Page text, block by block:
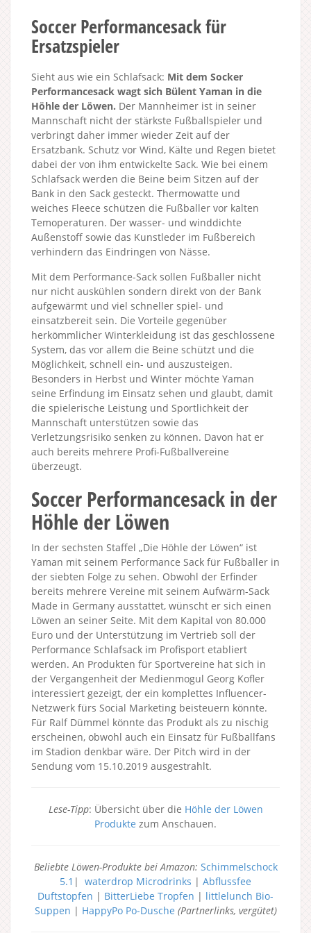
Soccer Performancesack für
Ersatzspieler
Sieht aus wie ein Schlafsack: Mit dem Socker
Performancesack wagt sich Bülent Yaman in die
Höhle der Löwen. Der Mannheimer ist in seiner
Mannschaft nicht der stärkste Fußballspieler und
verbringt daher immer wieder Zeit auf der
Ersatzbank. Schutz vor Wind, Kälte und Regen bietet
dabei der von ihm entwickelte Sack. Wie bei einem
Schlafsack werden die Beine beim Sitzen auf der
Bank in den Sack gesteckt. Thermowatte und
weiches Fleece schützen die Fußballer vor kalten
Temoperaturen. Der wasser- und winddichte
Außenstoff sowie das Kunstleder im Fußbereich
verhindern das Eindringen von Nässe.
Mit dem Performance-Sack sollen Fußballer nicht
nur nicht auskühlen sondern direkt von der Bank
aufgewärmt und viel schneller spiel- und
einsatzbereit sein. Die Vorteile gegenüber
herkömmlicher Winterkleidung ist das geschlossene
System, das vor allem die Beine schützt und die
Möglichkeit, schnell ein- und auszusteigen.
Besonders in Herbst und Winter möchte Yaman
seine Erfindung im Einsatz sehen und glaubt, damit
die spielerische Leistung und Sportlichkeit der
Mannschaft unterstützen sowie das
Verletzungsrisiko senken zu können. Davon hat er
auch bereits mehrere Profi-Fußballvereine
überzeugt.
Soccer Performancesack in der
Höhle der Löwen
In der sechsten Staffel „Die Höhle der Löwen“ ist
Yaman mit seinem Performance Sack für Fußballer in
der siebten Folge zu sehen. Obwohl der Erfinder
bereits mehrere Vereine mit seinem Aufwärm-Sack
Made in Germany ausstattet, wünscht er sich einen
Löwen an seiner Seite. Mit dem Kapital von 80.000
Euro und der Unterstützung im Vertrieb soll der
Performance Schlafsack im Profisport etabliert
werden. An Produkten für Sportvereine hat sich in
der Vergangenheit der Medienmogul Georg Kofler
interessiert gezeigt, der ein komplettes Influencer-
Netzwerk fürs Social Marketing beisteuern könnte.
Für Ralf Dümmel könnte das Produkt als zu nischig
erscheinen, obwohl auch ein Einsatz für Fußballfans
im Stadion denkbar wäre. Der Pitch wird in der
Sendung vom 15.10.2019 ausgestrahlt.
Lese-Tipp: Übersicht über die Höhle der Löwen
Produkte zum Anschauen.
Beliebte Löwen-Produkte bei Amazon: Schimmelschock
5.1 | waterdrop Microdrinks | Abflussfee
Duftstopfen | BitterLiebe Tropfen | littlelunch Bio-
Suppen | HappyPo Po-Dusche (Partnerlinks, vergütet)